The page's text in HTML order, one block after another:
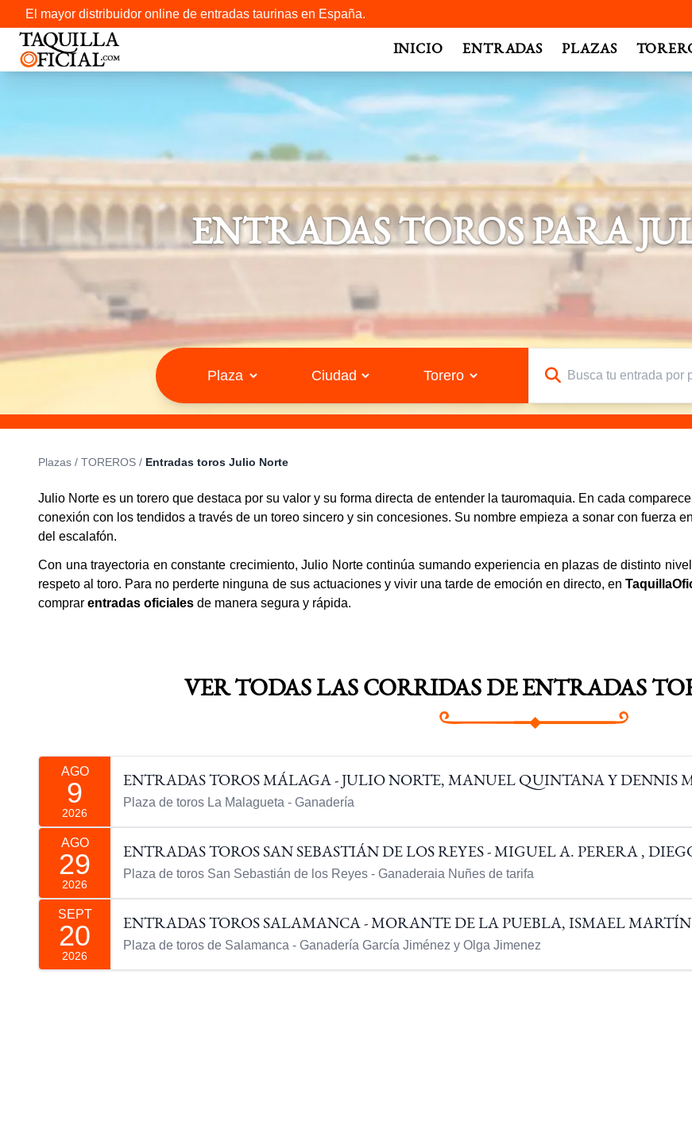
El mayor distribuidor online de entradas taurinas en España.
INICIO ENTRADAS PLAZAS
ENTRADAS TOROS PARA
Plazas / TOREROS / Entradas toros Julio Norte
Julio Norte es un torero que destaca por su valor y su forma directa de entender la tauromaquia. En cada
conexión con los tendidos a través de un toreo sincero y sin concesiones. Su nombre empieza a sonar con fuerza
del escalafón.
Con una trayectoria en constante crecimiento, Julio Norte continúa sumando experiencia en plazas de distinto
respeto al toro. Para no perderte ninguna de sus actuaciones y vivir una tarde de emoción en directo, en
comprar entradas oficiales de manera segura y rápida.
VER TODAS LAS CORRIDAS DE ENTRADAS
AGO
9
2026
ENTRADAS TOROS MÁLAGA - JULIO NORTE, MANUEL QUINTANA Y DENNIS
Plaza de toros La Malagueta - Ganadería
AGO
29
2026
ENTRADAS TOROS SAN SEBASTIÁN DE LOS REYES - MIGUEL A. PERERA ,
Plaza de toros San Sebastián de los Reyes - Ganaderaia Nuñes de tarifa
SEPT
20
2026
ENTRADAS TOROS SALAMANCA - MORANTE DE LA PUEBLA, ISMAEL
Plaza de toros de Salamanca - Ganadería García Jiménez y Olga Jimenez